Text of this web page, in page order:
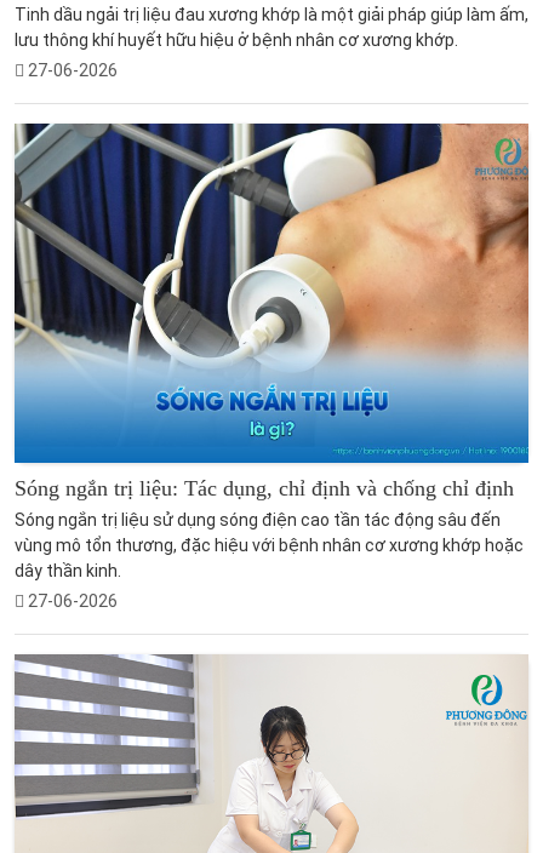
Tinh dầu ngải trị liệu đau xương khớp là một giải pháp giúp làm ấm,
lưu thông khí huyết hữu hiệu ở bệnh nhân cơ xương khớp.
27-06-2026
Sóng ngắn trị liệu: Tác dụng, chỉ định và chống chỉ định
Sóng ngắn trị liệu sử dụng sóng điện cao tần tác động sâu đến
vùng mô tổn thương, đặc hiệu với bệnh nhân cơ xương khớp hoặc
dây thần kinh.
27-06-2026